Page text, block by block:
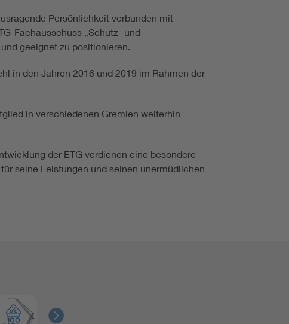
Persönlichkeit verbunden mit
Fachausschuss „Schutz- und
geeignet zu positionieren.
in den Jahren 2016 und 2019 im Rahmen der
in verschiedenen Gremien weiterhin
der ETG verdienen eine besondere
seine Leistungen und seinen unermüdlichen